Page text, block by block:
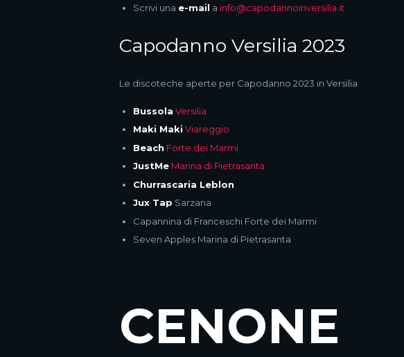
Scrivi una e-mail a info@capodannoinversilia.it
Capodanno Versilia 2023
Le discoteche aperte per Capodanno 2023 in Versilia
Bussola Versilia
Maki Maki Viareggio
Beach Forte dei Marmi
JustMeMarina di Pietrasanta
Churrascaria Leblon
Jux Tap Sarzana
Capannina di Franceschi Forte dei Marmi
Seven Apples Marina di Pietrasanta
CENONE